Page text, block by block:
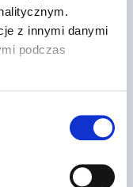
z innymi danymi
podczas